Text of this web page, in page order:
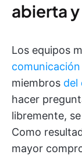
abierta
Los equipos
comunicación
miembros del
hacer
libremente,
Como
mayor